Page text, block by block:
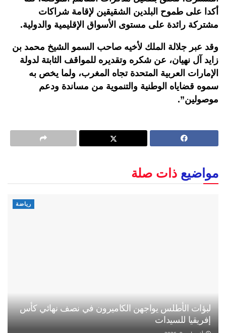
أكدا على طموح البلدين الشقيقين لإقامة شراكات
مشتركة رائدة على مستوى الأسواق الإقليمية والدولية.
وقد عبر جلالة الملك لأخيه صاحب السمو الشيخ محمد بن
زايد آل نهيان، عن شكره وتقديره للمواقف الثابتة لدولة
الإمارات العربية المتحدة تجاه المغرب، ولما يخص به
سموه قضاياه الوطنية والتنموية من مساندة ودعم
موصولين”.
مواضيع ذات صلة
رياضة
لبؤات الأطلس يواجهن الكاميرون في نصف نهائي كأس
إفريقيا للسيدات